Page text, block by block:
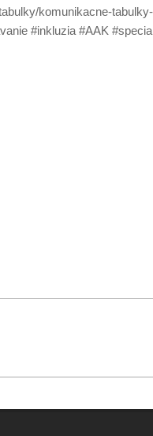
komunikacne-
#inkluzia #AAK